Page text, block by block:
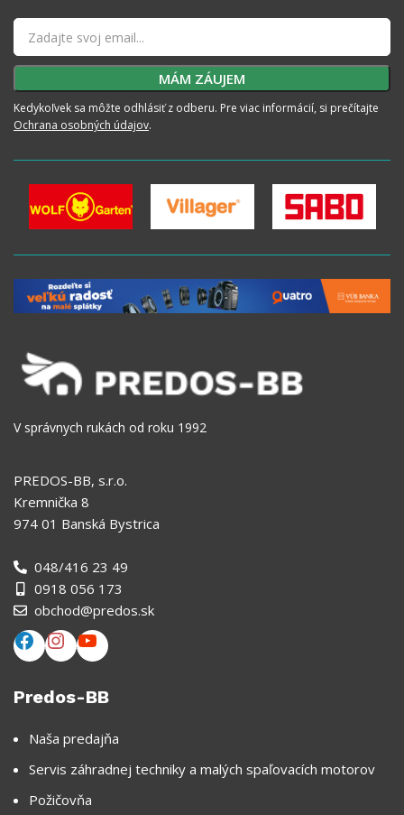
Kedykoľvek sa môžte odhlásiť z odberu. Pre viac informácií, si prečítajte
Ochrana osobných údajov.
V správnych rukách od roku 1992
PREDOS-BB, s.r.o.
Kremnička 8
974 01 Banská Bystrica
048/416 23 49
0918 056 173
obchod@predos.sk
Predos-BB
Naša predajňa
Servis záhradnej techniky a malých spaľovacích motorov
Požičovňa